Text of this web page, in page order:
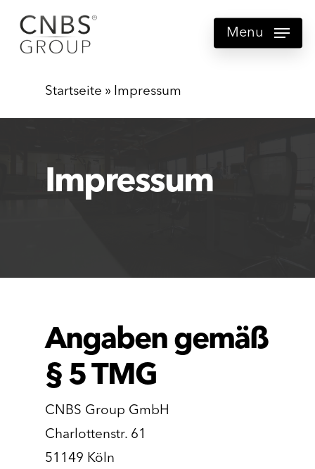
Menu
Startseite » Impressum
Impressum
Angaben gemäß
§ 5 TMG
CNBS Group GmbH
Charlottenstr. 61
51149 Köln